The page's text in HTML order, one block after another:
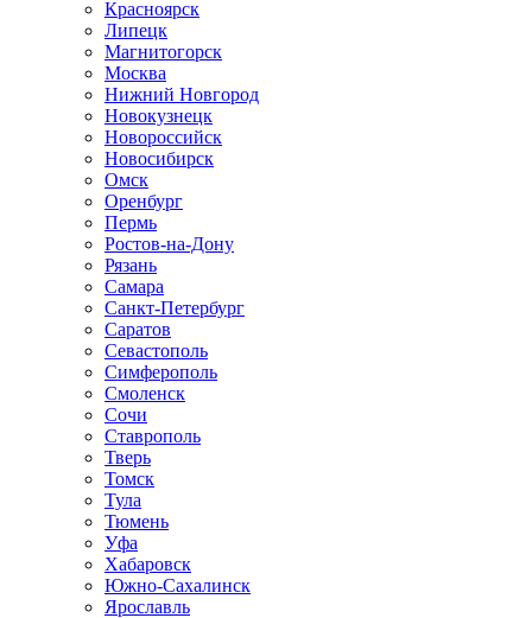
Красноярск
Липецк
Магнитогорск
Москва
Нижний Новгород
Новокузнецк
Новороссийск
Новосибирск
Омск
Оренбург
Пермь
Ростов-на-Дону
Рязань
Самара
Санкт-Петербург
Саратов
Севастополь
Симферополь
Смоленск
Сочи
Ставрополь
Тверь
Томск
Тула
Тюмень
Уфа
Хабаровск
Южно-Сахалинск
Ярославль